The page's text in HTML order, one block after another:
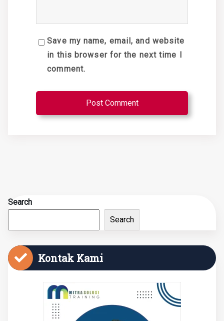
Save my name, email, and website
in this browser for the next time I
comment.
Search
Search
Kontak Kami